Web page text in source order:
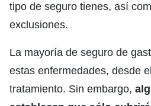
tipo de seguro tienes, así
exclusiones.
La mayoría de seguro de
estas enfermedades, desde
tratamiento. Sin embargo,